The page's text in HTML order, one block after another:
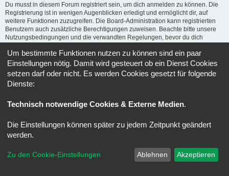
Du musst in diesem Forum registriert sein, um dich anmelden zu können. Die
Registrierung ist in wenigen Augenblicken erledigt und ermöglicht dir, auf
weitere Funktionen zuzugreifen. Die Board-Administration kann registrierten
Benutzern auch zusätzliche Berechtigungen zuweisen. Beachte bitte unsere
Nutzungsbedingungen und die verwandten Regelungen, bevor du dich
diesem Board bewegst.
Nutzungsbedingungen|Datenschutzerklärung
Deutsche Übersetzung durchphpBB.de
Nutzungsbedingungen
Um bestimmte Funktionen nutzen zu können sind ein paar
Einstellungen nötig. Damit wird gesteuert ob ein Dienst Cookies
setzen darf oder nicht. Es werden Cookies gesetzt für folgende
Dienste:
Technisch notwendige Cookies & Externe Medien.
Die Einstellungen können später zu jedem Zeitpunkt geändert
werden.
Zu den Cookie-Einstellungen Ablehnen Akzeptieren